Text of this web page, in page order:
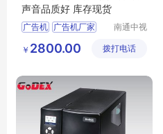
声音品质好 库存现货
广告机 广告机厂家
南通中视
有限公司
￥ 2800.00 拨打电话